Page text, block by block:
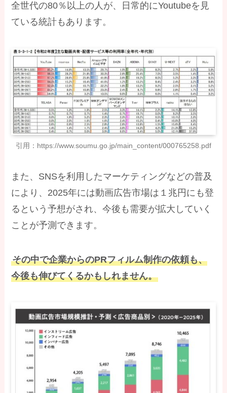
全世代の80％以上の人が、日常的にYoutubeを見
ている統計もあります。
引用：https://www.soumu.go.jp/main_content/000765258.pdf
また、SNSを利用したマーケティングなどの普及
により、2025年には動画広告市場は１兆円にも登
るという予想がされ、今後も需要が拡大していく
ことが予測できます。
その中で企業からのPRフィルム制作の依頼も、
今後も伸びてくるかもしれません。